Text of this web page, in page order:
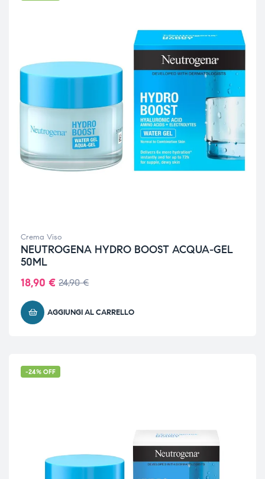
Crema Viso
NEUTROGENA HYDRO BOOST ACQUA-GEL
50ML
24,90€
18,90 €
AGGIUNGI AL CARRELLO
-24% OFF